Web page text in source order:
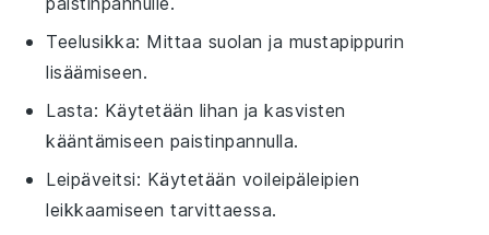
Teelusikka: Mittaa suolan ja mustapippurin
lisäämiseen.
Lasta: Käytetään lihan ja kasvisten
kääntämiseen paistinpannulla.
Leipäveitsi: Käytetään voileipäleipien
leikkaamiseen tarvittaessa.